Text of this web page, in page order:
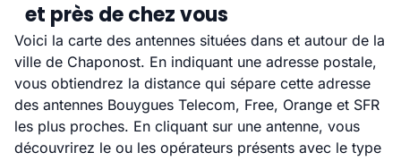
et près de chez vous
Voici la carte des antennes situées dans et autour de la
ville de Chaponost. En indiquant une adresse postale,
vous obtiendrez la distance qui sépare cette adresse
des antennes Bouygues Telecom, Free, Orange et SFR
les plus proches. En cliquant sur une antenne, vous
découvrirez le ou les opérateurs présents avec le type